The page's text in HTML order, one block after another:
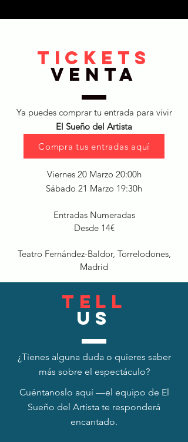
tickets
VENTA
Ya puedes comprar tu entrada para vivir
El Sueño del Artista
Compra tus entradas aquí
Viernes 20 Marzo 20:00h
Sábado 21 Marzo 19:30h
Entradas Numeradas
Desde 14€
Teatro Fernández-Baldor, Torrelodones,
Madrid
TELL
US
¿Tienes alguna duda o quieres saber
más sobre el espectáculo?
Cuéntanoslo aquí —el equipo de El
Sueño del Artista te responderá
encantado.